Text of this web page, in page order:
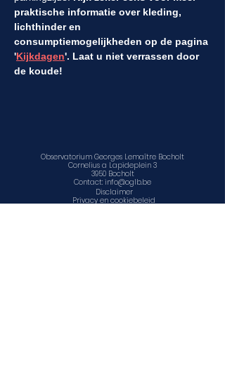
praktische informatie over kleding,
lichthinder en
consumptiemogelijkheden op de pagina
'Kijkdagen'. Laat u niet verrassen door
de koude!
Observatorium Georges Lemaître Bocholt
Cornelius a Lapideplein 3
3950 Bocholt
Contact: info@oglb.be
Disclaimer
Privacy en cookiebeleid